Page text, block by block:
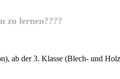
zu lernen????
ab der 3. Klasse (Blech- und